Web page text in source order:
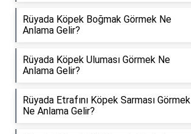
Rüyada Köpek Boğmak Görmek Ne
Anlama Gelir?
Rüyada Köpek Uluması Görmek Ne
Anlama Gelir?
Rüyada Etrafını Köpek Sarması Görmek
Ne Anlama Gelir?